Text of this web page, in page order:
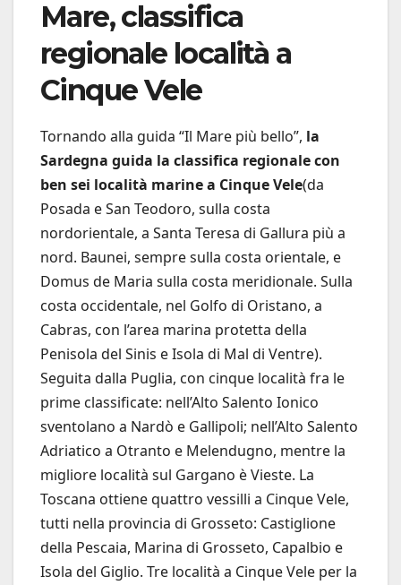
Mare, classifica
regionale località a
Cinque Vele
Tornando alla guida “Il Mare più bello”, la
Sardegna guida la classifica regionale con
ben sei località marine a Cinque Vele(da
Posada e San Teodoro, sulla costa
nordorientale, a Santa Teresa di Gallura più a
nord. Baunei, sempre sulla costa orientale, e
Domus de Maria sulla costa meridionale. Sulla
costa occidentale, nel Golfo di Oristano, a
Cabras, con l’area marina protetta della
Penisola del Sinis e Isola di Mal di Ventre).
Seguita dalla Puglia, con cinque località fra le
prime classificate: nell’Alto Salento Ionico
sventolano a Nardò e Gallipoli; nell’Alto Salento
Adriatico a Otranto e Melendugno, mentre la
migliore località sul Gargano è Vieste. La
Toscana ottiene quattro vessilli a Cinque Vele,
tutti nella provincia di Grosseto: Castiglione
della Pescaia, Marina di Grosseto, Capalbio e
Isola del Giglio. Tre località a Cinque Vele per la